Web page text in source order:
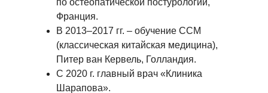
по остеопатической постурологии,
Франция.
В 2013–2017 гг. – обучение ССМ
(классическая китайская медицина),
Питер ван Кервель, Голландия.
С 2020 г. главный врач «Клиника
Шарапова».